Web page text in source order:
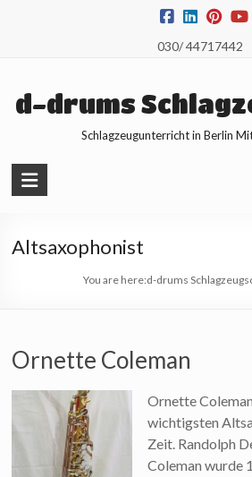
030/ 44717442
d-drums
Schlagzeugunterricht in Berlin
Altsaxophonist
You are here:d-drums
Ornette Coleman
Ornette
wichtigsten
Zeit. Randolph
Coleman wurde